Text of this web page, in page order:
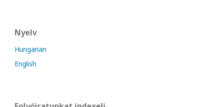
Nyelv
Hungarian
English